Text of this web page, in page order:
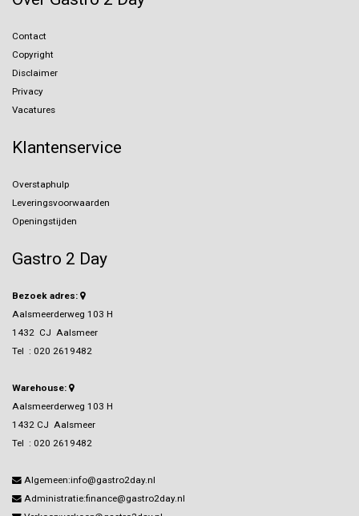
Contact
Copyright
Disclaimer
Privacy
Vacatures
Klantenservice
Overstaphulp
Leveringsvoorwaarden
Openingstijden
Gastro 2 Day
Bezoek adres:
Aalsmeerderweg 103 H
1432 CJ Aalsmeer
Tel : 020 2619482
Warehouse:
Aalsmeerderweg 103 H
1432 CJ Aalsmeer
Tel : 020 2619482
Algemeen:info@gastro2day.nl
Administratie:finance@gastro2day.nl